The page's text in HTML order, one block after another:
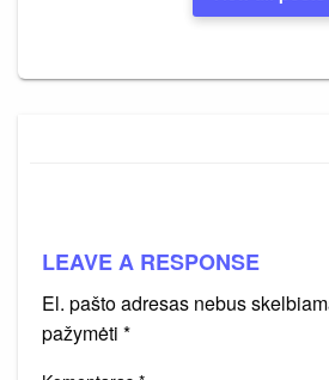
LEAVE A RESPONSE
El. pašto adresas nebus
pažymėti *